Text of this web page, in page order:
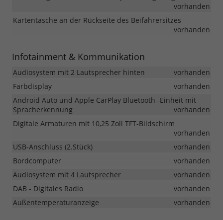
vorhanden
Kartentasche an der Rückseite des Beifahrersitzes
vorhanden
Infotainment & Kommunikation
Audiosystem mit 2 Lautsprecher hinten
vorhanden
Farbdisplay
vorhanden
Android Auto und Apple CarPlay Bluetooth -Einheit mit
Spracherkennung
vorhanden
Digitale Armaturen mit 10,25 Zoll TFT-Bildschirm
vorhanden
USB-Anschluss (2.Stück)
vorhanden
Bordcomputer
vorhanden
Audiosystem mit 4 Lautsprecher
vorhanden
DAB - Digitales Radio
vorhanden
Außentemperaturanzeige
vorhanden